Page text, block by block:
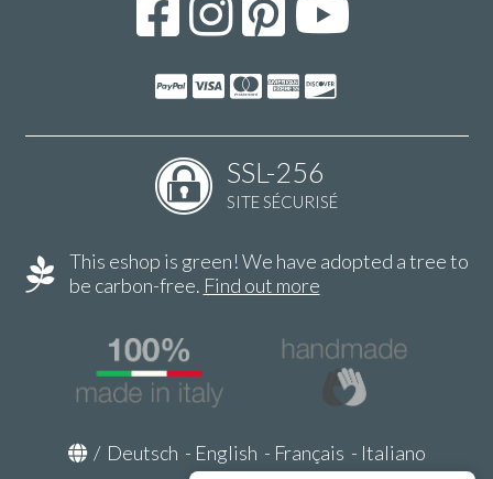
SSL-256
SITE SÉCURISÉ
This eshop is green! We have adopted a tree to
be carbon-free. Find out more
/ Deutsch - English - Français - Italiano